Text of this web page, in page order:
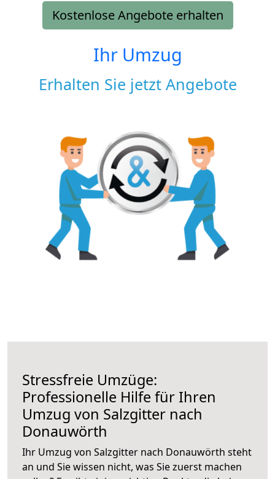
Kostenlose Angebote erhalten
Ihr Umzug
Erhalten Sie jetzt Angebote
Stressfreie Umzüge:
Professionelle Hilfe für Ihren
Umzug von Salzgitter nach
Donauwörth
Ihr Umzug von Salzgitter nach Donauwörth steht
an und Sie wissen nicht, was Sie zuerst machen